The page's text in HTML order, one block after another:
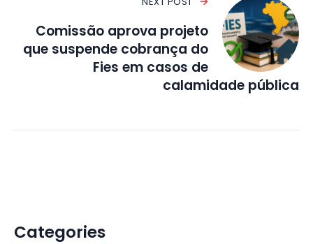
Comissão aprova projeto
que suspende cobrança do
Fies em casos de
calamidade pública
Categories